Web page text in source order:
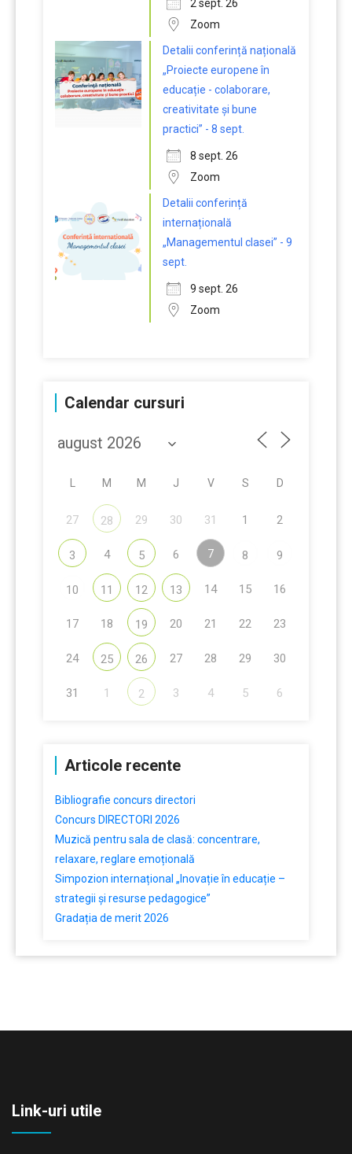
2 sept. 26
Zoom
Detalii conferință națională
„Proiecte europene în
educație - colaborare,
creativitate și bune
practici” - 8 sept.
8 sept. 26
Zoom
Detalii conferință
internațională
„Managementul clasei” - 9
sept.
9 sept. 26
Zoom
Calendar cursuri
M M J V S D
27 28 29 30 31 1 2
3 4 5 6 7 8 9
10 11 12 13 14 15 16
17 18 19 20 21 22 23
24 25 26 27 28 29 30
31 1 2 3 4 5 6
Articole recente
Bibliografie concurs directori
Concurs DIRECTORI 2026
Muzică pentru sala de clasă: concentrare,
relaxare, reglare emoțională
Simpozion internațional „Inovație în educație –
strategii și resurse pedagogice”
Gradația de merit 2026
Link-uri utile